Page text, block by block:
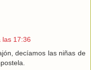
las 17:36
decíamos las niñas de